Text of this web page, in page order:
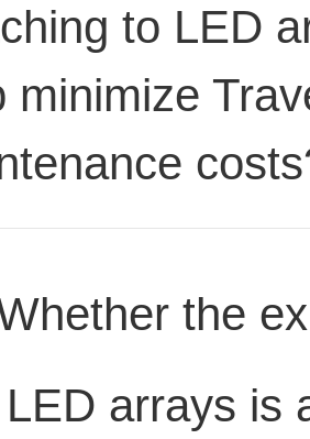
to LED
minimize
the
LED arrays is